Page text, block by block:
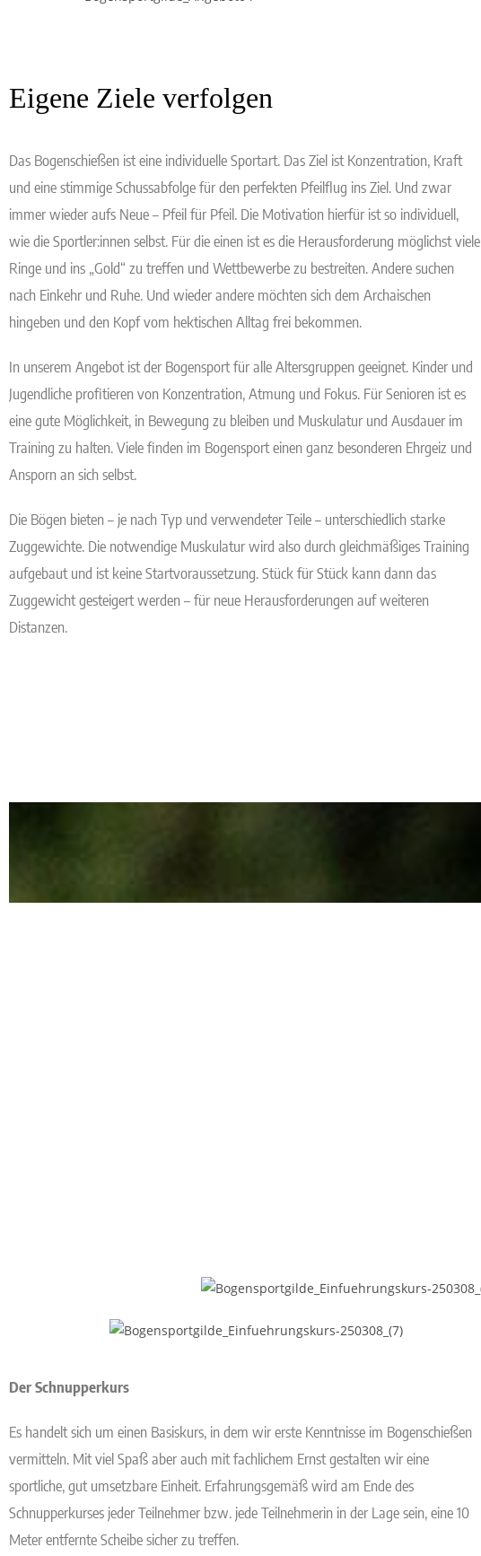
Eigene Ziele verfolgen
Das Bogenschießen ist eine individuelle Sportart. Das Ziel ist Konzentration, Kraft
und eine stimmige Schussabfolge für den perfekten Pfeilflug ins Ziel. Und zwar
immer wieder aufs Neue – Pfeil für Pfeil. Die Motivation hierfür ist so individuell,
wie die Sportler:innen selbst. Für die einen ist es die Herausforderung möglichst viele
Ringe und ins „Gold“ zu treffen und Wettbewerbe zu bestreiten. Andere suchen
nach Einkehr und Ruhe. Und wieder andere möchten sich dem Archaischen
hingeben und den Kopf vom hektischen Alltag frei bekommen.
In unserem Angebot ist der Bogensport für alle Altersgruppen geeignet. Kinder und
Jugendliche profitieren von Konzentration, Atmung und Fokus. Für Senioren ist es
eine gute Möglichkeit, in Bewegung zu bleiben und Muskulatur und Ausdauer im
Training zu halten. Viele finden im Bogensport einen ganz besonderen Ehrgeiz und
Ansporn an sich selbst.
Die Bögen bieten – je nach Typ und verwendeter Teile – unterschiedlich starke
Zuggewichte. Die notwendige Muskulatur wird also durch gleichmäßiges Training
aufgebaut und ist keine Startvoraussetzung. Stück für Stück kann dann das
Zuggewicht gesteigert werden – für neue Herausforderungen auf weiteren
Distanzen.
Der Schnupperkurs
Es handelt sich um einen Basiskurs, in dem wir erste Kenntnisse im Bogenschießen
vermitteln. Mit viel Spaß aber auch mit fachlichem Ernst gestalten wir eine
sportliche, gut umsetzbare Einheit. Erfahrungsgemäß wird am Ende des
Schnupperkurses jeder Teilnehmer bzw. jede Teilnehmerin in der Lage sein, eine 10
Meter entfernte Scheibe sicher zu treffen.